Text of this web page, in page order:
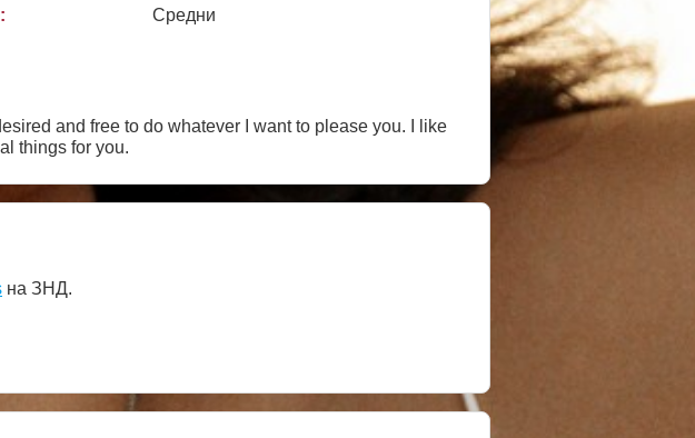
Средни
and free to do whatever I want to please you. I like
things for you.
на ЗНД.